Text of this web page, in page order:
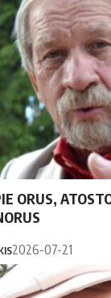
ORUS,
2026-07-21